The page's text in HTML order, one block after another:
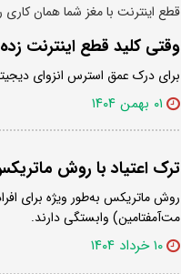
قطع اینترنت با مغز شما همان
وقتی کلید قطع‌ اینترنت
برای درک عمق استرس انزوای
۰۱ بهمن ۱۴۰۴
ترک اعتیاد با روش
روش ماتریکس به‌طور ویژه برای
مت‌آمفتامین) وابستگی دارند.
۱۰ خرداد ۱۴۰۴